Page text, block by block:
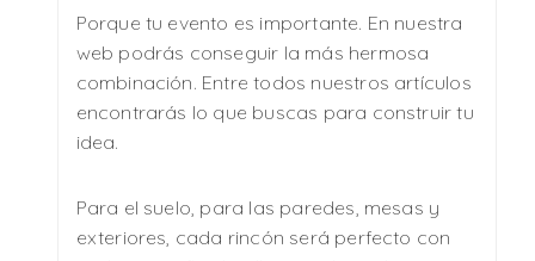
Porque tu evento es importante. En nuestra
web podrás conseguir la más hermosa
combinación. Entre todos nuestros artículos
encontrarás lo que buscas para construir tu
idea.
Para el suelo, para las paredes, mesas y
exteriores, cada rincón será perfecto con